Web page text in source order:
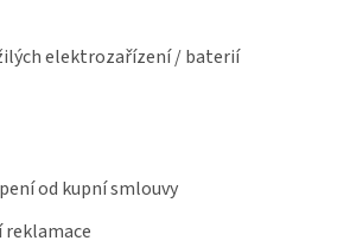
elektrozařízení / baterií
od kupní smlouvy